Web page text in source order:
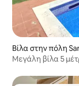
Βίλα στην πόλη
Μεγάλη βίλα 5